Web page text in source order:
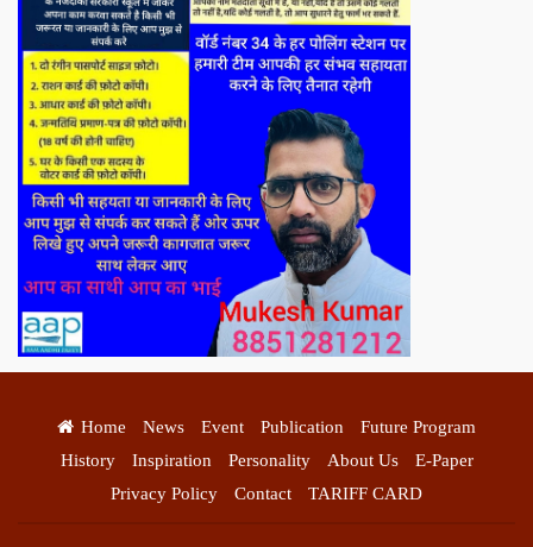
Home News Event Publication
Future Program
History
Inspiration Personality About Us
E-Paper
Privacy Policy
Contact TARIFF CARD